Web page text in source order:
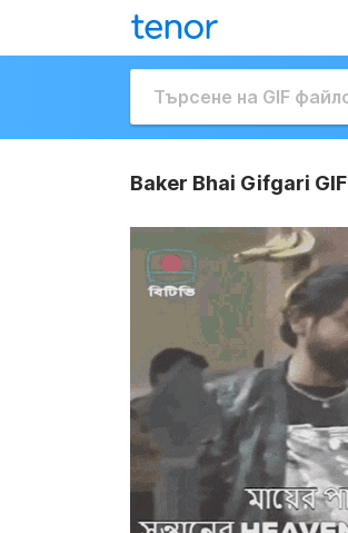
Baker Bhai Gifgari GIF